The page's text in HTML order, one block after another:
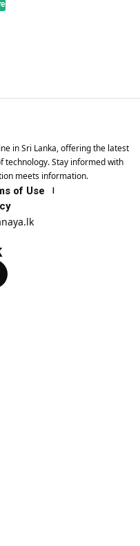
in Sri Lanka, offering the latest
technology. Stay informed with
meets information.
of Use